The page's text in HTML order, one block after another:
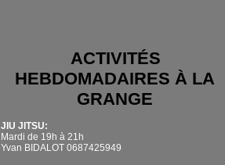
ACTIVITÉS
HEBDOMADAIRES À LA
GRANGE
JIU JITSU:
Mardi de 19h à 21h
Yvan BIDALOT 0687425949